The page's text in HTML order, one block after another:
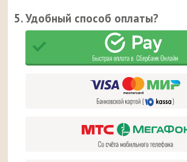
5. Удобный способ оплаты?